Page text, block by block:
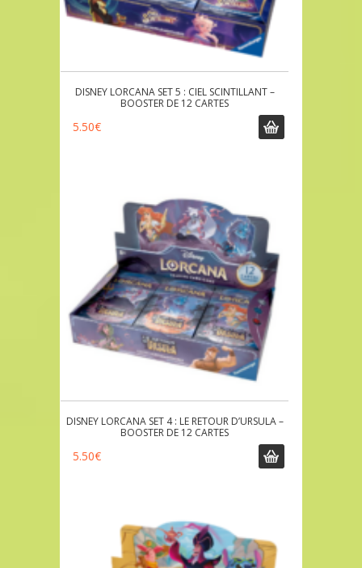
DISNEY LORCANA SET 5 : CIEL SCINTILLANT –
BOOSTER DE 12 CARTES
5.50€
DISNEY LORCANA SET 4 : LE RETOUR D’URSULA –
BOOSTER DE 12 CARTES
5.50€